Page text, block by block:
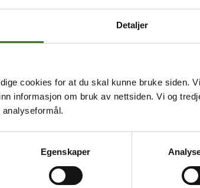
Detaljer
cookies for at du skal kunne bruke siden.
informasjon om bruk av nettsiden. Vi og
Egenskaper
619,-